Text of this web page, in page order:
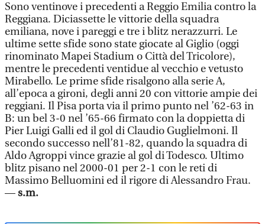
Sono ventinove i precedenti a Reggio Emilia contro la
Reggiana. Diciassette le vittorie della squadra
emiliana, nove i pareggi e tre i blitz nerazzurri. Le
ultime sette sfide sono state giocate al Giglio (oggi
rinominato Mapei Stadium o Città del Tricolore),
mentre le precedenti ventidue al vecchio e vetusto
Mirabello. Le prime sfide risalgono alla serie A,
all’epoca a gironi, degli anni 20 con vittorie ampie dei
reggiani. Il Pisa porta via il primo punto nel ’62-63 in
B: un bel 3-0 nel ’65-66 firmato con la doppietta di
Pier Luigi Galli ed il gol di Claudio Guglielmoni. Il
secondo successo nell’81-82, quando la squadra di
Aldo Agroppi vince grazie al gol di Todesco. Ultimo
blitz pisano nel 2000-01 per 2-1 con le reti di
Massimo Belluomini ed il rigore di Alessandro Frau.
—s.m.